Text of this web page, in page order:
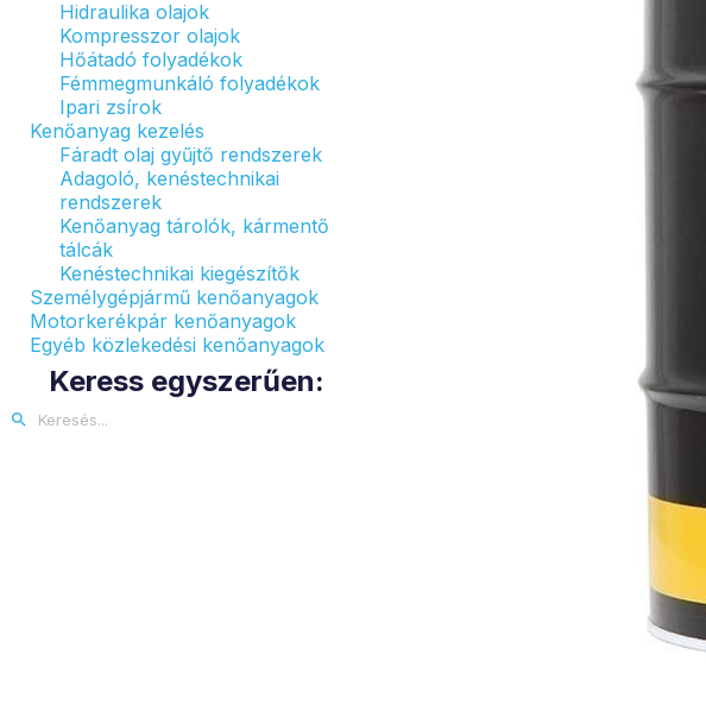
Hidraulika olajok
Kompresszor olajok
Hőátadó folyadékok
Fémmegmunkáló folyadékok
Ipari zsírok
Kenőanyag kezelés
Fáradt olaj gyűjtő rendszerek
Adagoló, kenéstechnikai
rendszerek
Kenőanyag tárolók, kármentő
tálcák
Kenéstechnikai kiegészítők
Személygépjármű kenőanyagok
Motorkerékpár kenőanyagok
Egyéb közlekedési kenőanyagok
Keress egyszerűen: